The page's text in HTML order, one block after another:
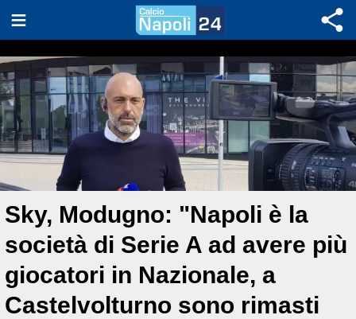
Sky, Modugno: "Napoli è la
società di Serie A ad avere più
giocatori in Nazionale, a
Castelvolturno sono rimasti